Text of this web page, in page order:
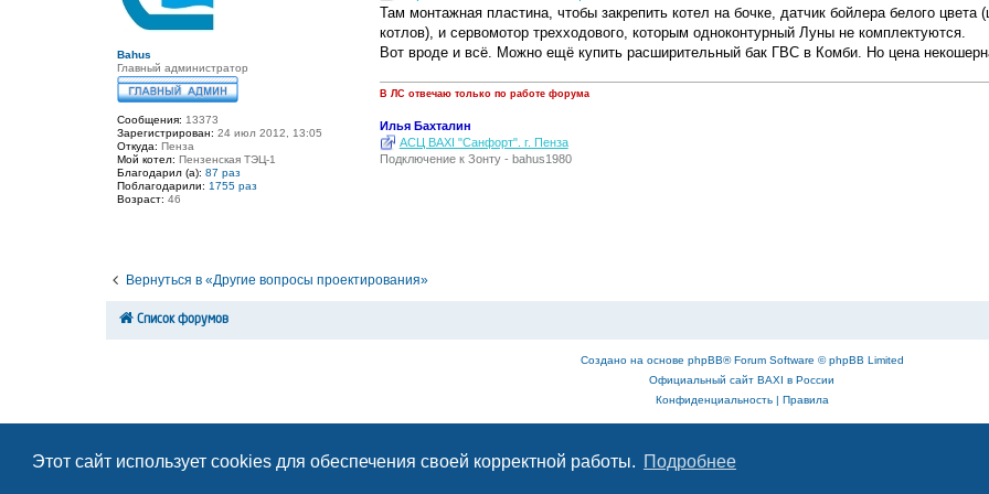
Этот сайт использует cookies для обеспечения своей корректной работы. Подробнее
Bahus
Главный администратор
Сообщения: 13373
Зарегистрирован: 24 июл 2012, 13:05
Откуда: Пенза
Мой котел: Пензенская ТЭЦ-1
Благодарил (а): 87 раз
Поблагодарили: 1755 раз
Возраст: 46
е
и
е
Там монтажная пластина, чтобы закрепить котел на бочке, датчик бойлера белого цвета
котлов), и сервомотор трехходового, которым одноконтурный Луны не комплектуются.
Вот вроде и всё. Можно ещё купить расширительный бак ГВС в Комби. Но цена
В ЛС отвечаю только по работе форума
Илья Бахталин
АСЦ BAXI "Санфорт". г. Пенза
Подключение к Зонту - bahus1980
Вернуться в «Другие вопросы проектирования»
Список форумов
Создано на основе phpBB® Forum Software © phpBB Limited
Официальный сайт BAXI в России
Конфиденциальность| Правила